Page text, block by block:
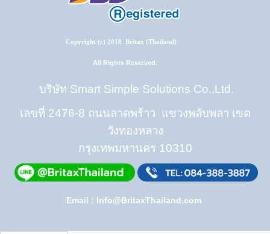
Copyright (c) 2018 Britax (Thailand)
All Rights Reserved.
บริษัท Smart Simple Solutions Co.,Ltd.
เลขที่ 2476-8 ถนนลาดพร้าว แขวงพลับพลา เขต
วังทองหลาง
กรุงเทพมหานคร 10310
Email : Info@BritaxThailand.com